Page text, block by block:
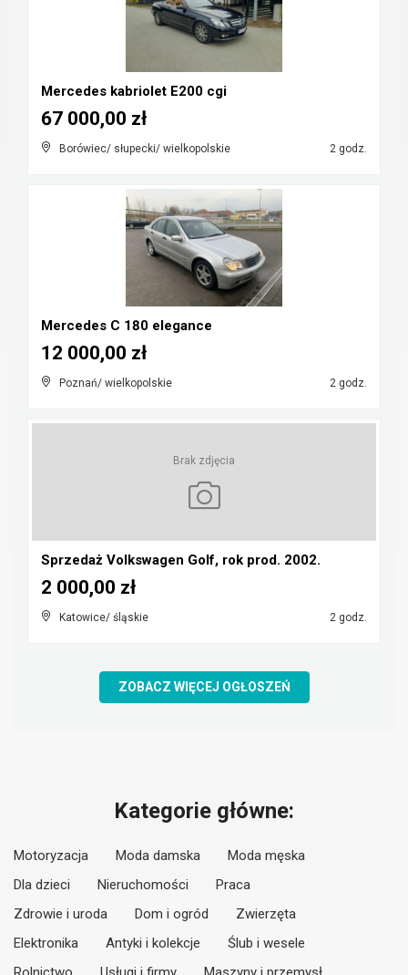
Mercedes kabriolet E200 cgi
Borówiec/ słupecki/ wielkopolskie 2 godz.
67 000,00 zł
Mercedes C 180 elegance
Poznań/ wielkopolskie 2 godz.
12 000,00 zł
Brak zdjęcia
Sprzedaż Volkswagen Golf, rok prod. 2002.
Katowice/ śląskie 2 godz.
2 000,00 zł
ZOBACZ WIĘCEJ OGŁOSZEŃ
Kategorie główne:
Motoryzacja Moda damska
Moda męska
Dla dzieci
Nieruchomości
Praca
Zdrowie i uroda
Dom i ogród
Zwierzęta
Elektronika
Antyki i kolekcje
Ślub i wesele